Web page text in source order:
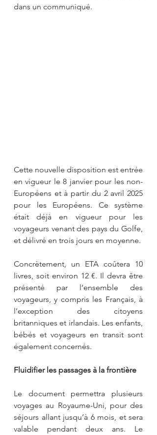
dans un communiqué.
Cette nouvelle disposition est entrée
en vigueur le 8 janvier pour les non-
Européens et à partir du 2 avril 2025
pour les Européens. Ce système
était déjà en vigueur pour les
voyageurs venant des pays du Golfe,
et délivré en trois jours en moyenne.
Concrètement, un ETA coûtera 10
livres, soit environ 12 €. Il devra être
présenté par l’ensemble des
voyageurs, y compris les Français, à
l’exception des citoyens
britanniques et irlandais. Les enfants,
bébés et voyageurs en transit sont
également concernés.
Fluidifier les passages à la frontière
Le document permettra plusieurs
voyages au Royaume-Uni, pour des
séjours allant jusqu’à 6 mois, et sera
valable pendant deux ans. Le